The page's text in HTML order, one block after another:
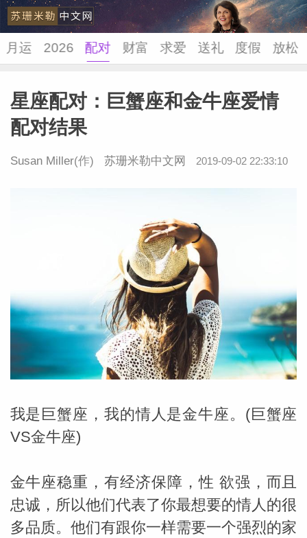
苏珊米
勒中文
苏珊米
月运 2026 配对 财富 求爱 送礼 度假 放松
星座配对：巨蟹座和金牛座爱情
配对结果
Susan Miller(作) 苏珊米勒中文网 2019-09-02 22:33:10
我是巨蟹座，我的情人是金牛座。(巨蟹座
VS金牛座)
金牛座稳重，有经济保障，性 欲强，而且
忠诚，所以他们代表了你最想要的情人的很
多品质。他们有跟你一样需要一个强烈的家